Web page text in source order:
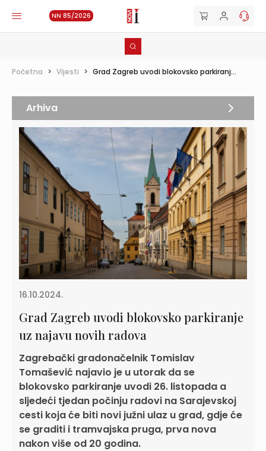
NN 85/2026
Početna > Vijesti > Grad Zagreb uvodi blokovsko parkiranj...
16.10.2024.
Grad Zagreb uvodi blokovsko parkiranje
uz najavu novih radova
Zagrebački gradonačelnik Tomislav
Tomašević najavio je u utorak da se
blokovsko parkiranje uvodi 26. listopada a
sljedeći tjedan počinju radovi na Sarajevskoj
cesti koja će biti novi južni ulaz u grad, gdje će
se graditi i tramvajska pruga, prva nova
nakon više od 20 godina.
Arhiva